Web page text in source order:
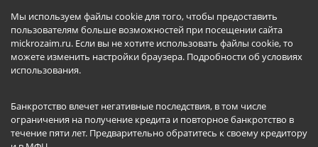
Мы используем файлы cookie для того, чтобы предоставить
пользователям больше возможностей при посещении сайта
mickrozaim.ru. Если вы не хотите использовать файлы cookie, то
можете изменить настройки браузера. Подробности об условиях
использования.
Банкротство влечет негативные последствия, в том числе
ограничения на получение кредита и повторное банкротство в
течение пяти лет. Предварительно обратитесь к своему кредитору